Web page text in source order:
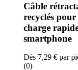
Câble
recyclés
charge
smartphone
Dès 7,29 € par
(0)